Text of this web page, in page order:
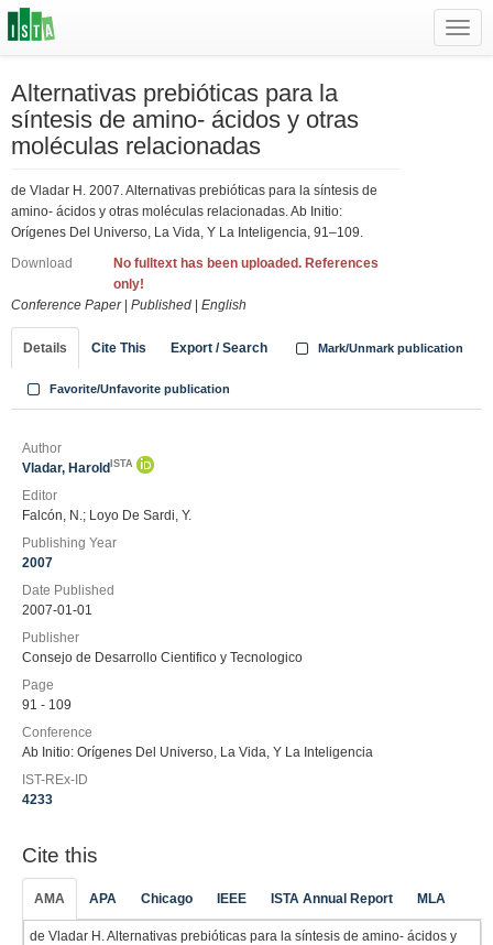
Alternativas prebióticas para la
síntesis de amino- ácidos y otras
moléculas relacionadas
de Vladar H. 2007. Alternativas prebióticas para la síntesis de
amino- ácidos y otras moléculas relacionadas. Ab Initio:
Orígenes Del Universo, La Vida, Y La Inteligencia, 91–109.
Download
No fulltext has been uploaded. References
only!
Conference Paper| Published English
Details Cite This Export / Search Mark/Unmark publication
Favorite/Unfavorite publication
Author
Vladar, Harold ISTA
Editor
Falcón, N.; Loyo De Sardi, Y.
Publishing Year
2007
Date Published
2007-01-01
Publisher
Consejo de Desarrollo Cientifico y Tecnologico
Page
91 - 109
Conference
Ab Initio: Orígenes Del Universo, La Vida, Y La Inteligencia
IST-REx-ID
4233
Cite this
AMA APA Chicago IEEE ISTA Annual Report MLA
de Vladar H. Alternativas prebióticas para la síntesis de amino- ácidos y